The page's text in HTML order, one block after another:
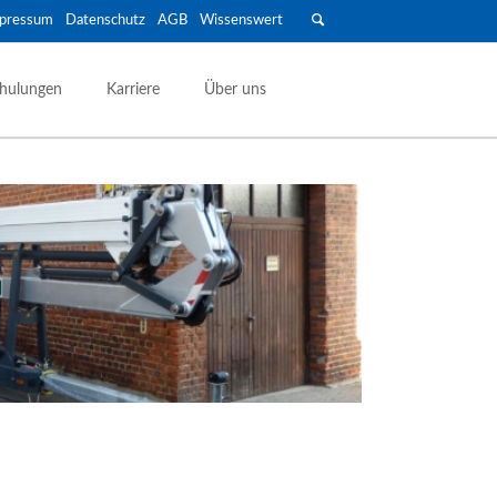
Datenschutz AGB Wissenswert
Geschlossene Anhänger
Maschinen- & Autotransport
Offene Anhänger
Karriere Über uns